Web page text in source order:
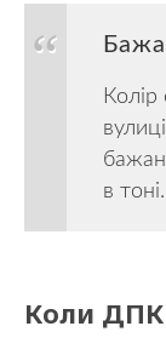
в тоні.
Коли ДПК